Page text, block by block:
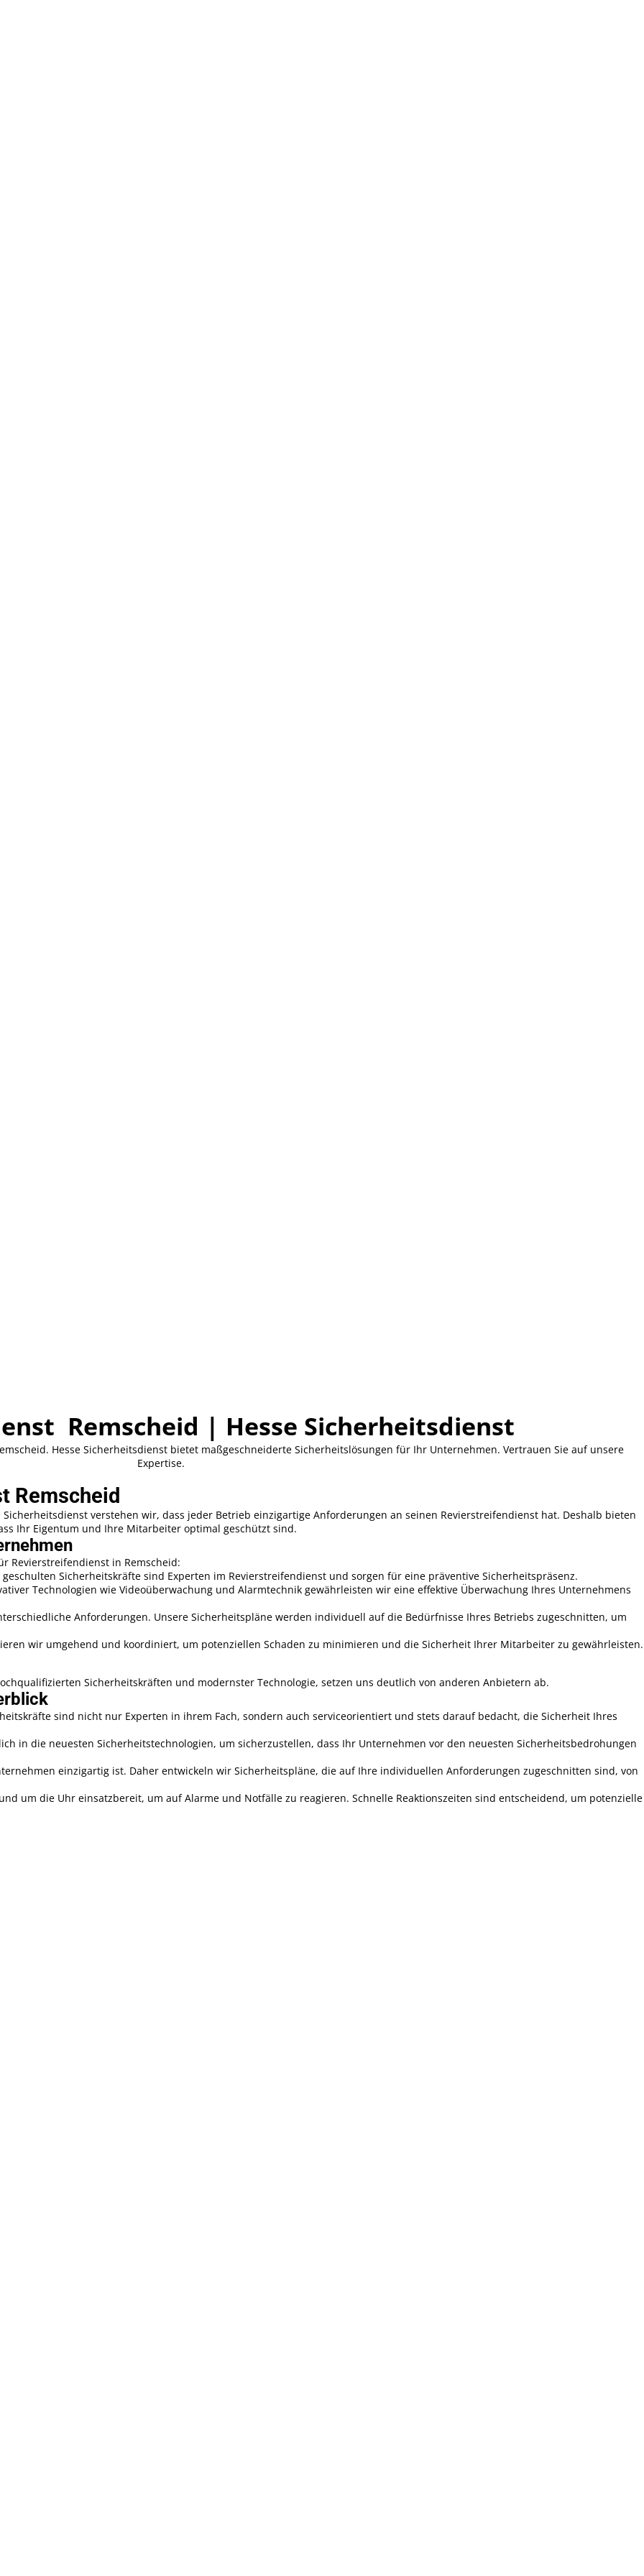
Remscheid | Hesse Sicherheitsdienst
Hesse Sicherheitsdienst bietet maßgeschneiderte Sicherheitslösungen für Ihr Unternehmen. Vertrauen Sie auf unsere
Expertise.
Remscheid
verstehen wir, dass jeder Betrieb einzigartige Anforderungen an seinen Revierstreifendienst hat. Deshalb bieten
Ihr Eigentum und Ihre Mitarbeiter optimal geschützt sind.
Revierstreifendienst in Remscheid:
Sicherheitskräfte sind Experten im Revierstreifendienst und sorgen für eine präventive Sicherheitspräsenz.
Technologien wie Videoüberwachung und Alarmtechnik gewährleisten wir eine effektive Überwachung Ihres Unternehmens
Anforderungen. Unsere Sicherheitspläne werden individuell auf die Bedürfnisse Ihres Betriebs zugeschnitten, um
wir umgehend und koordiniert, um potenziellen Schaden zu minimieren und die Sicherheit Ihrer Mitarbeiter zu gewährleisten.
Sicherheitskräften und modernster Technologie, setzen uns deutlich von anderen Anbietern ab.
sind nicht nur Experten in ihrem Fach, sondern auch serviceorientiert und stets darauf bedacht, die Sicherheit Ihres
in die neuesten Sicherheitstechnologien, um sicherzustellen, dass Ihr Unternehmen vor den neuesten Sicherheitsbedrohungen
einzigartig ist. Daher entwickeln wir Sicherheitspläne, die auf Ihre individuellen Anforderungen zugeschnitten sind, von
um die Uhr einsatzbereit, um auf Alarme und Notfälle zu reagieren. Schnelle Reaktionszeiten sind entscheidend, um potenzielle